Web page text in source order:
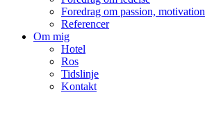
Foredrag om passion,
Referencer
Om mig
Hotel
Ros
Tidslinje
Kontakt